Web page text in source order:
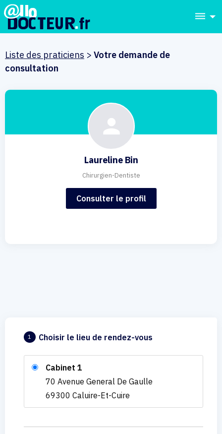
dehaze
Liste des praticiens > Votre demande de
consultation
Laureline Bin
Chirurgien-Dentiste
Consulter le profil
1 Choisir le lieu de rendez-vous
Cabinet 1
70 Avenue General De Gaulle
69300 Caluire-Et-Cuire